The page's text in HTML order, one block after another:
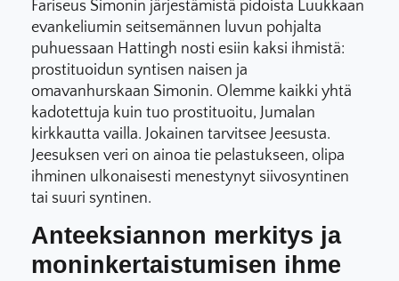
Fariseus Simonin järjestämistä pidoista Luukkaan
evankeliumin seitsemännen luvun pohjalta
puhuessaan Hattingh nosti esiin kaksi ihmistä:
prostituoidun syntisen naisen ja
omavanhurskaan Simonin. Olemme kaikki yhtä
kadotettuja kuin tuo prostituoitu, Jumalan
kirkkautta vailla. Jokainen tarvitsee Jeesusta.
Jeesuksen veri on ainoa tie pelastukseen, olipa
ihminen ulkonaisesti menestynyt siivosyntinen
tai suuri syntinen.
Anteeksiannon merkitys ja
moninkertaistumisen ihme